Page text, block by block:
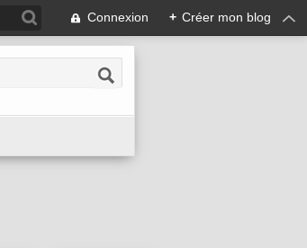
Connexion + Créer mon blog